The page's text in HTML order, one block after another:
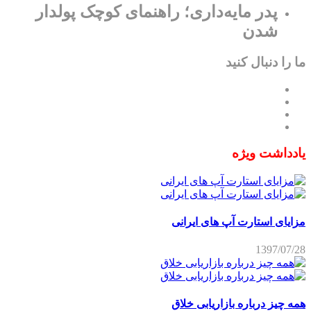
پدر مایه‌داری؛ راهنمای کوچک پولدار
شدن
ما را دنبال کنید
یادداشت ویژه
مزایای استارت آپ های ایرانی
1397/07/28
همه چیز درباره بازاریابی خلاق